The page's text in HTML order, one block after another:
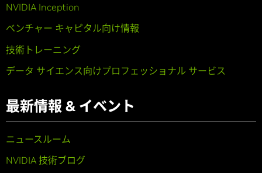
NVIDIA Inception
ベンチャー キャピタル向け情報
技術トレーニング
データ サイエンス向けプロフェッショナル サービス
最新情報 & イベント
ニュースルーム
NVIDIA 技術ブログ